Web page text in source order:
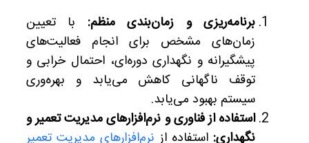
برنامه‌ریزی و زمان‌بندی منظم: با تعیین
زمان‌های مشخص برای انجام فعالیت‌های
پیشگیرانه و نگهداری دوره‌ای، احتمال خرابی و
توقف ناگهانی کاهش می‌یابد و بهره‌وری
سیستم بهبود می‌یابد.
استفاده از فناوری و نرم‌افزارهای مدیریت تعمیر و
نگهداری: استفاده از نرم‌افزارهای مدیریت تعمیر